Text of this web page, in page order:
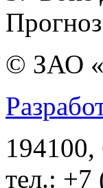
© ЗАО
194100,
тел.: